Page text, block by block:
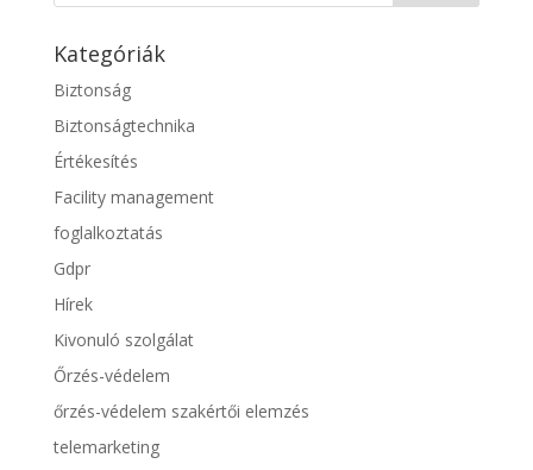
Kategóriák
Biztonság
Biztonságtechnika
Értékesítés
Facility management
foglalkoztatás
Gdpr
Hírek
Kivonuló szolgálat
Őrzés-védelem
őrzés-védelem szakértői elemzés
telemarketing